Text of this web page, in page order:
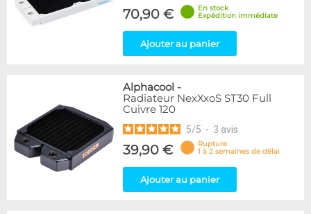
70,90 €
En stock
Expédition immédiate
Ajouter au panier
Alphacool -
Radiateur NexXxoS ST30 Full
Cuivre 120
5/5 - 3 avis
39,90 €
Rupture
1 à 2 semaines de délai
Ajouter au panier